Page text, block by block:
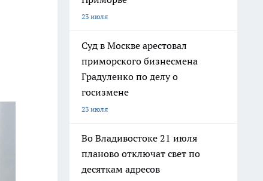
23 июля
Суд в Москве арестовал
приморского бизнесмена
Градуленко по делу о
госизмене
23 июля
Во Владивостоке 21 июля
планово отключат свет по
десяткам адресов